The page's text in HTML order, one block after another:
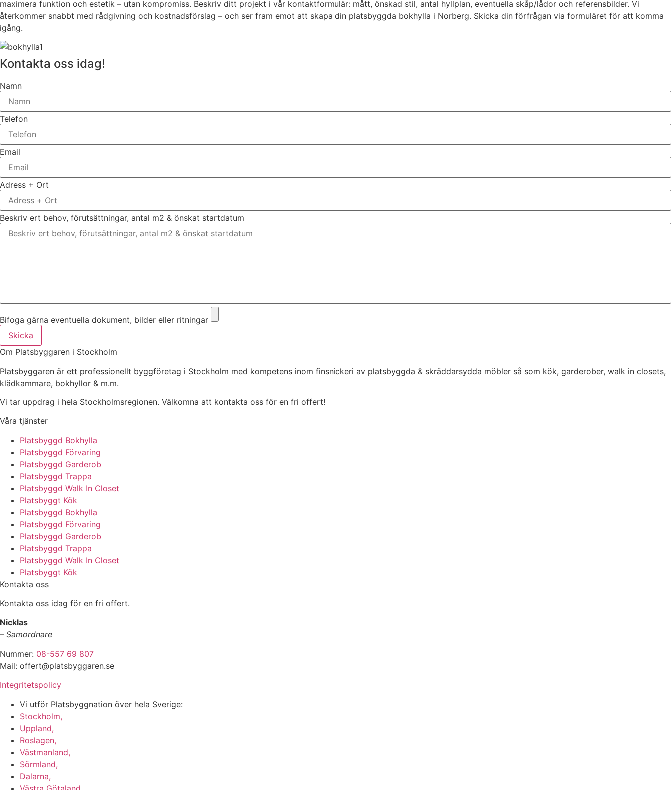
maximera funktion och estetik – utan kompromiss. Beskriv ditt projekt i vår kontaktformulär: mått, önskad stil, antal hyllplan, eventuella skåp/lådor och referensbilder. Vi
återkommer snabbt med rådgivning och kostnadsförslag – och ser fram emot att skapa din platsbyggda bokhylla i Norberg. Skicka din förfrågan via formuläret för att komma
igång.
Kontakta oss idag!
Namn
Telefon
Email
Adress + Ort
Beskriv ert behov, förutsättningar, antal m2 & önskat startdatum
Bifoga gärna eventuella dokument, bilder eller ritningar
Skicka
Om Platsbyggaren i Stockholm
Platsbyggaren är ett professionellt byggföretag i Stockholm med kompetens inom finsnickeri av platsbyggda & skräddarsydda möbler så som kök, garderober, walk in closets,
klädkammare, bokhyllor & m.m.
Vi tar uppdrag i hela Stockholmsregionen. Välkomna att kontakta oss för en fri offert!
Våra tjänster
Platsbyggd Bokhylla
Platsbyggd Förvaring
Platsbyggd Garderob
Platsbyggd Trappa
Platsbyggd Walk In Closet
Platsbyggt Kök
Platsbyggd Bokhylla
Platsbyggd Förvaring
Platsbyggd Garderob
Platsbyggd Trappa
Platsbyggd Walk In Closet
Platsbyggt Kök
Kontakta oss
Kontakta oss idag för en fri offert.
Nicklas
– Samordnare
Nummer: 08-557 69 807
Mail: offert@platsbyggaren.se
Integritetspolicy
Vi utför Platsbyggnation över hela Sverige:
Stockholm,
Uppland,
Roslagen,
Västmanland,
Sörmland,
Dalarna,
Västra Götaland,